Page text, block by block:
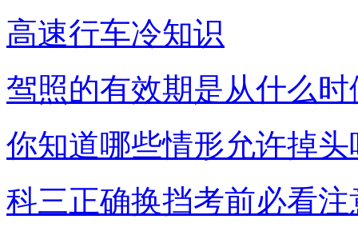
高速行车冷知识
驾照的有效期是从什么时
你知道哪些情形允许掉头
科三正确换挡考前必看注